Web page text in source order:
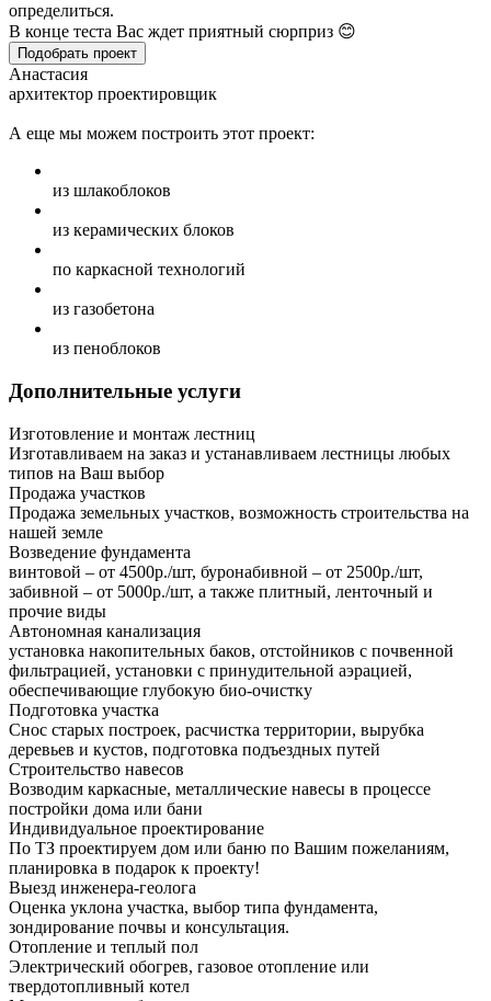
определиться.
В конце теста Вас ждет приятный сюрприз 😊
Подобрать проект
Анастасия
архитектор проектировщик
А еще мы можем построить этот проект:
из шлакоблоков
из керамических блоков
по каркасной технологий
из газобетона
из пеноблоков
Дополнительные услуги
Изготовление и монтаж лестниц
Изготавливаем на заказ и устанавливаем лестницы любых
типов на Ваш выбор
Продажа участков
Продажа земельных участков, возможность строительства на
нашей земле
Возведение фундамента
винтовой – от 4500р./шт, буронабивной – от 2500р./шт,
забивной – от 5000р./шт, а также плитный, ленточный и
прочие виды
Автономная канализация
установка накопительных баков, отстойников с почвенной
фильтрацией, установки с принудительной аэрацией,
обеспечивающие глубокую био-очистку
Подготовка участка
Снос старых построек, расчистка территории, вырубка
деревьев и кустов, подготовка подъездных путей
Строительство навесов
Возводим каркасные, металлические навесы в процессе
постройки дома или бани
Индивидуальное проектирование
По ТЗ проектируем дом или баню по Вашим пожеланиям,
планировка в подарок к проекту!
Выезд инженера-геолога
Оценка уклона участка, выбор типа фундамента,
зондирование почвы и консультация.
Отопление и теплый пол
Электрический обогрев, газовое отопление или
твердотопливный котел